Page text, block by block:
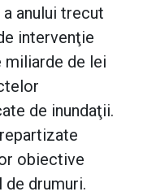
anului trecut
intervenţie
miliarde de lei
de inundaţii.
obiective
de drumuri.